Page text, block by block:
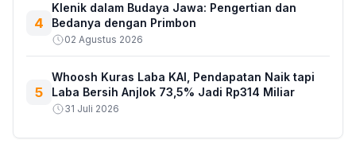
4
Klenik dalam Budaya Jawa: Pengertian dan
Bedanya dengan Primbon
02 Agustus 2026
5
Whoosh Kuras Laba KAI, Pendapatan Naik tapi
Laba Bersih Anjlok 73,5% Jadi Rp314 Miliar
31 Juli 2026